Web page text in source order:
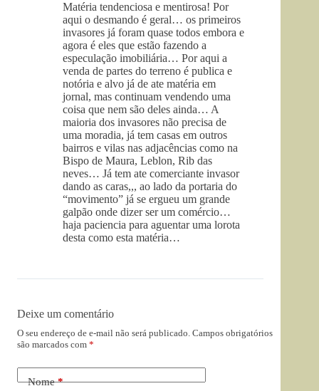
Matéria tendenciosa e mentirosa! Por
aqui o desmando é geral… os primeiros
invasores já foram quase todos embora e
agora é eles que estão fazendo a
especulação imobiliária… Por aqui a
venda de partes do terreno é publica e
notória e alvo já de ate matéria em
jornal, mas continuam vendendo uma
coisa que nem são deles ainda… A
maioria dos invasores não precisa de
uma moradia, já tem casas em outros
bairros e vilas nas adjacências como na
Bispo de Maura, Leblon, Rib das
neves… Já tem ate comerciante invasor
dando as caras,,, ao lado da portaria do
“movimento” já se ergueu um grande
galpão onde dizer ser um comércio…
haja paciencia para aguentar uma lorota
desta como esta matéria…
Deixe um comentário
O seu endereço de e-mail não será publicado. Campos obrigatórios
são marcados com *
Nome*